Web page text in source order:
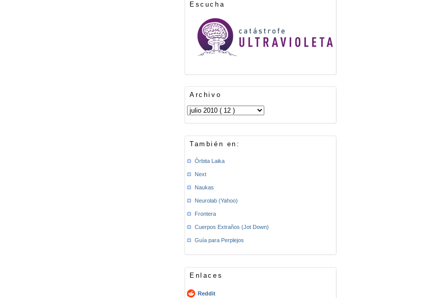
Escucha
Archivo
También en:
Órbita Laika
Next
Naukas
Neurolab (Yahoo)
Frontera
Cuerpos Extraños (Jot Down)
Guía para Perplejos
Enlaces
Reddit